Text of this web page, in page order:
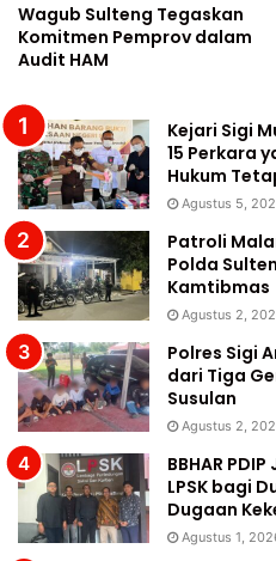
Wagub Sulteng Tegaskan
Komitmen Pemprov dalam
Audit HAM
Kejari Sigi
15 Perkara
Hukum
Agustus 5,
Patroli
Polda
Kamtibmas
Agustus 2,
Polres Sigi
dari Tiga
Susulan
Agustus 2,
BBHAR
LPSK bagi
Dugaan
Agustus 1,